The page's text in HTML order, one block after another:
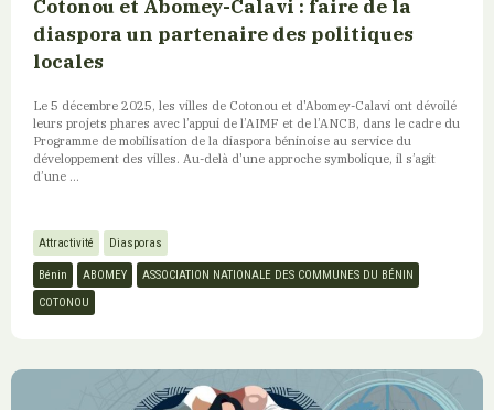
Cotonou et Abomey-Calavi : faire de la
diaspora un partenaire des politiques
locales
Le 5 décembre 2025, les villes de Cotonou et d'Abomey-Calavi ont dévoilé
leurs projets phares avec l’appui de l’AIMF et de l’ANCB, dans le cadre du
Programme de mobilisation de la diaspora béninoise au service du
développement des villes. Au-delà d'une approche symbolique, il s’agit
d’une ...
Attractivité Diasporas
Bénin ABOMEY
ASSOCIATION NATIONALE DES COMMUNES DU BÉNIN
COTONOU